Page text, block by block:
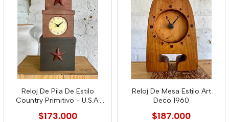
Reloj De Pila De Estilo
Country Primitivo - U.S.A.
$173.000
Reloj De Mesa Estilo Art
Deco 1960
$187.000